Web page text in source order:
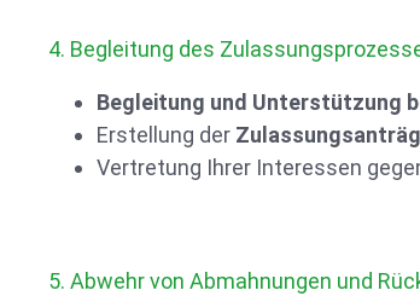
4. Begleitung des
Begleitung und Unterstützung
Erstellung der
Vertretung Ihrer Interessen
5. Abwehr von Abmahnungen und